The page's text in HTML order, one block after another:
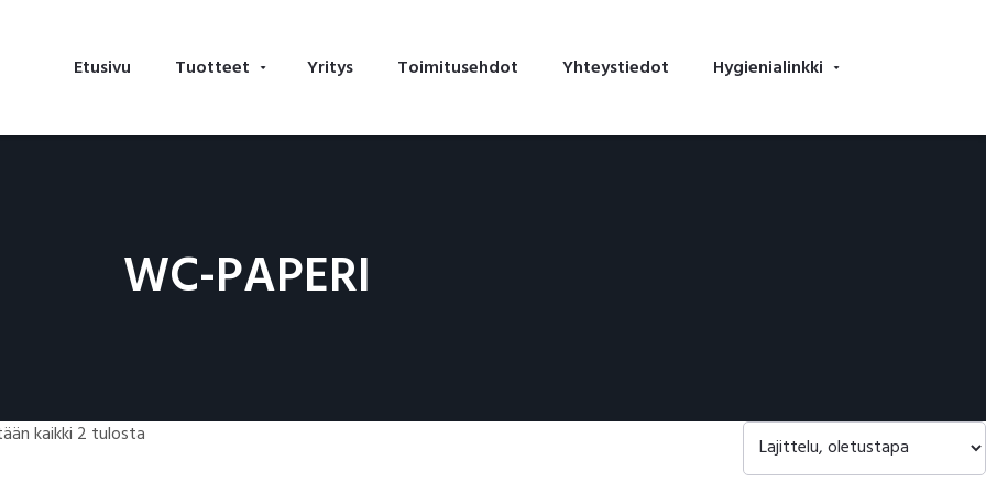
Etusivu Tuotteet Yritys Toimitusehdot Yhteystiedot Hygienialinkki
WC-PAPERI
kaikki 2 tulosta